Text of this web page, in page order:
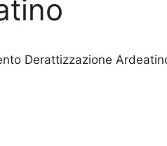
Derattizzazione